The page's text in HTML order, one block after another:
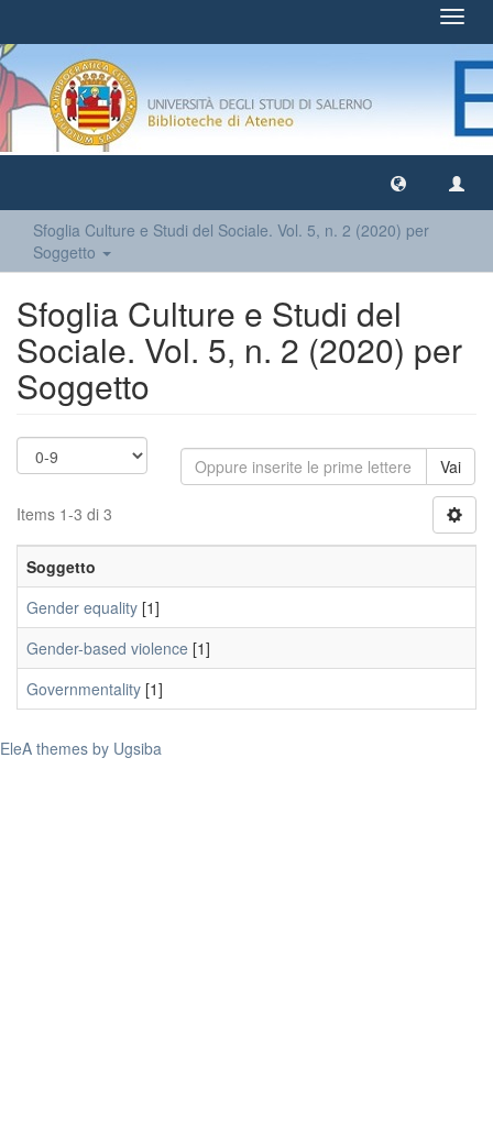
Sfoglia Culture e Studi del Sociale. Vol. 5, n. 2 (2020) per
Soggetto
Sfoglia Culture e Studi del
Sociale. Vol. 5, n. 2 (2020) per
Soggetto
Vai
Items 1-3 di 3
Soggetto
Gender equality [1]
Gender-based violence [1]
Governmentality [1]
EleA themes by Ugsiba